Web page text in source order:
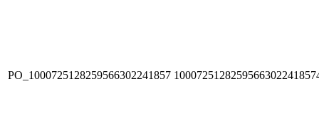
PO_1000725128259566302241857